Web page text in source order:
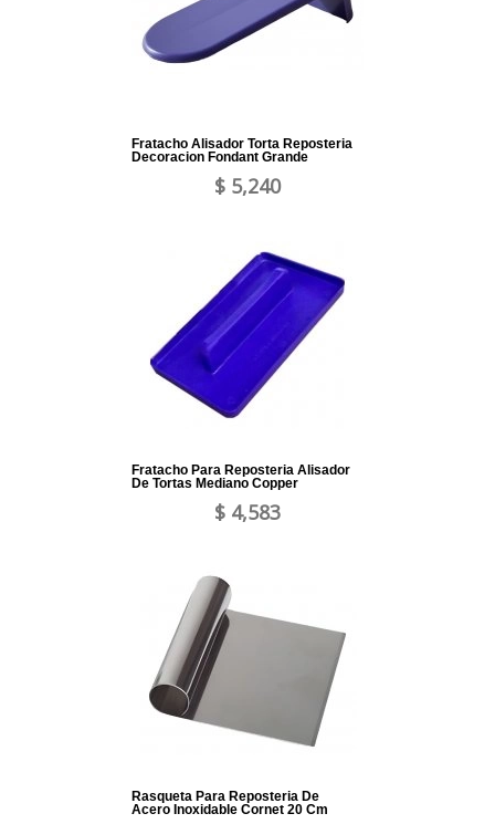
Fratacho Alisador Torta Reposteria
Decoracion Fondant Grande
$ 5,240
Fratacho Para Reposteria Alisador
De Tortas Mediano Copper
$ 4,583
Rasqueta Para Reposteria De
Acero Inoxidable Cornet 20 Cm